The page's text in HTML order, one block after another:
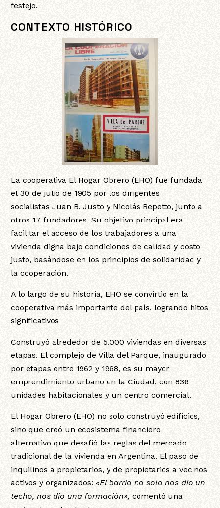
festejo.
CONTEXTO HISTÓRICO
La cooperativa El Hogar Obrero (EHO) fue fundada
el 30 de julio de 1905 por los dirigentes
socialistas Juan B. Justo y Nicolás Repetto, junto a
otros 17 fundadores. Su objetivo principal era
facilitar el acceso de los trabajadores a una
vivienda digna bajo condiciones de calidad y costo
justo, basándose en los principios de solidaridad y
la cooperación.
A lo largo de su historia, EHO se convirtió en la
cooperativa más importante del país, logrando hitos
significativos
Construyó alrededor de 5.000 viviendas en diversas
etapas. El complejo de Villa del Parque, inaugurado
por etapas entre 1962 y 1968, es su mayor
emprendimiento urbano en la Ciudad, con 836
unidades habitacionales y un centro comercial.
El Hogar Obrero (EHO) no solo construyó edificios,
sino que creó un ecosistema financiero
alternativo que desafió las reglas del mercado
tradicional de la vivienda en Argentina. El paso de
inquilinos a propietarios, y de propietarios a vecinos
activos y organizados:«El barrio no solo nos dio un
techo, nos dio una formación»,comentó una